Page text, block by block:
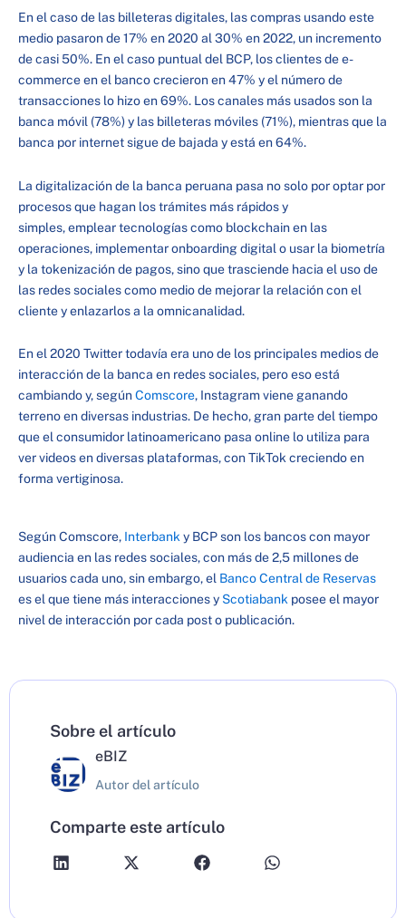
En el caso de las billeteras digitales, las compras usando este
medio pasaron de 17% en 2020 al 30% en 2022, un incremento
de casi 50%. En el caso puntual del BCP, los clientes de e-
commerce en el banco crecieron en 47% y el número de
transacciones lo hizo en 69%. Los canales más usados son la
banca móvil (78%) y las billeteras móviles (71%), mientras que la
banca por internet sigue de bajada y está en 64%.
La digitalización de la banca peruana pasa no solo por optar por
procesos que hagan los trámites más rápidos y
simples, emplear tecnologías como blockchain en las
operaciones, implementar onboarding digital o usar la biometría
y la tokenización de pagos, sino que trasciende hacia el uso de
las redes sociales como medio de mejorar la relación con el
cliente y enlazarlos a la omnicanalidad.
En el 2020 Twitter todavía era uno de los principales medios de
interacción de la banca en redes sociales, pero eso está
cambiando y, segúnComscore, Instagram viene ganando
terreno en diversas industrias. De hecho, gran parte del tiempo
que el consumidor latinoamericano pasa online lo utiliza para
ver videos en diversas plataformas, con TikTok creciendo en
forma vertiginosa.
Según Comscore, Interbank y BCP son los bancos con mayor
audiencia en las redes sociales, con más de 2,5 millones de
usuarios cada uno, sin embargo, el Banco Central de Reservas
es el que tiene más interacciones y Scotiabank posee el mayor
nivel de interacción por cada post o publicación.
Sobre el artículo
eBIZ
Autor del artículo
Comparte este artículo